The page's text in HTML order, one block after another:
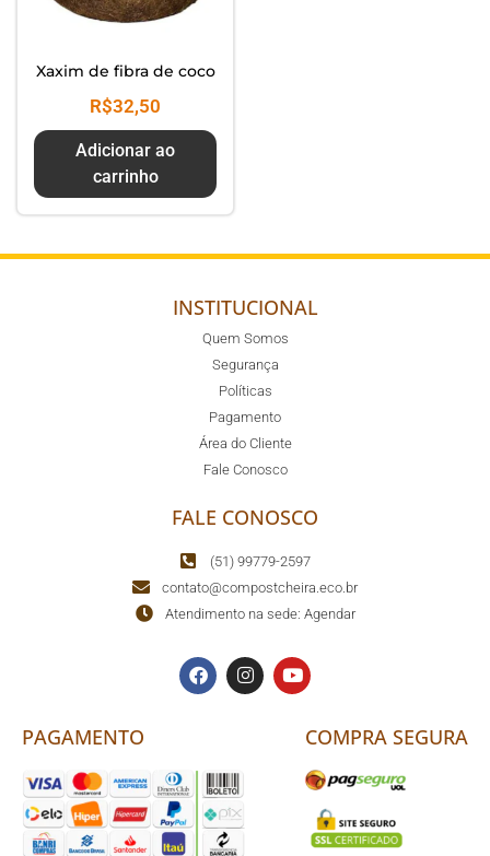
Xaxim de fibra de coco
R$32,50
Adicionar ao
carrinho
INSTITUCIONAL
Quem Somos
Segurança
Políticas
Pagamento
Área do Cliente
Fale Conosco
FALE CONOSCO
(51) 99779-2597
contato@compostcheira.eco.br
Atendimento na sede: Agendar
PAGAMENTO COMPRA SEGURA